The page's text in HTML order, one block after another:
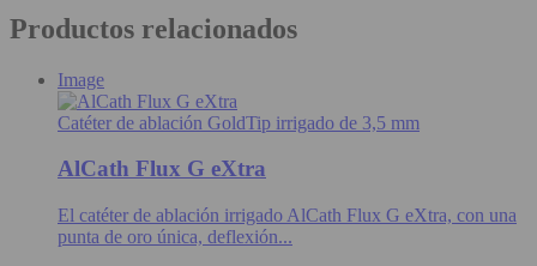
Productos relacionados
Image
Catéter de ablación GoldTip irrigado de 3,5 mm
AlCath Flux G eXtra
El catéter de ablación irrigado AlCath Flux G eXtra, con una
punta de oro única, deflexión...